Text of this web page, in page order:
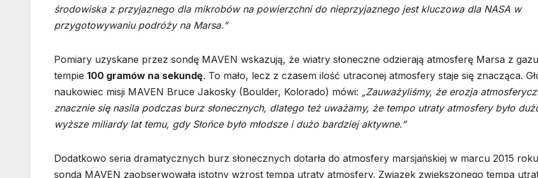
środowiska z przyjaznego dla mikrobów na powierzchni do nieprzyjaznego jest kluczowa dla NASA w
przygotowywaniu podróży na Marsa.”
Pomiary uzyskane przez sondę MAVEN wskazują, że wiatry słoneczne odzierają atmosferę Marsa z
tempie 100 gramów na sekundę. To mało, lecz z czasem ilość utraconej atmosfery staje się znacząca.
naukowiec misji MAVEN Bruce Jakosky (Boulder, Kolorado) mówi: „Zauważyliśmy, że erozja
znacznie się nasila podczas burz słonecznych, dlatego też uważamy, że tempo utraty atmosfery było
wyższe miliardy lat temu, gdy Słońce było młodsze i dużo bardziej aktywne.”
Dodatkowo seria dramatycznych burz słonecznych dotarła do atmosfery marsjańskiej w marcu 2015
sonda MAVEN zaobserwowała istotny wzrost tempa utraty atmosfery. Związek zwiększonego tempa